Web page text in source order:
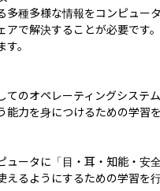
多種多様な情報をコンピュ
アで解決することが必要です
。
てのオペレーティングシステ
力を身につけるための学習を
ュータに「目・耳・知能・
るようにするための学習を行